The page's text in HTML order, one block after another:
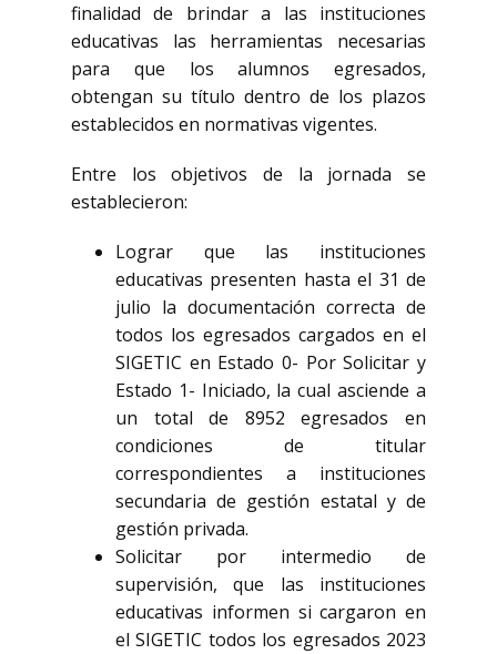
finalidad de brindar a las instituciones
educativas las herramientas necesarias
para que los alumnos egresados,
obtengan su título dentro de los plazos
establecidos en normativas vigentes.
Entre los objetivos de la jornada se
establecieron:
Lograr que las instituciones
educativas presenten hasta el 31 de
julio la documentación correcta de
todos los egresados cargados en el
SIGETIC en Estado 0- Por Solicitar y
Estado 1- Iniciado, la cual asciende a
un total de 8952 egresados en
condiciones de titular
correspondientes a instituciones
secundaria de gestión estatal y de
gestión privada.
Solicitar por intermedio de
supervisión, que las instituciones
educativas informen si cargaron en
el SIGETIC todos los egresados 2023